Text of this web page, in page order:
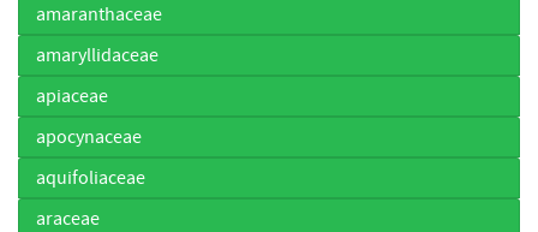
amaranthaceae
amaryllidaceae
apiaceae
apocynaceae
aquifoliaceae
araceae